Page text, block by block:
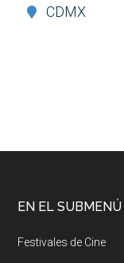
CDMX
EN EL SUBMENÚ
Festivales de Cine